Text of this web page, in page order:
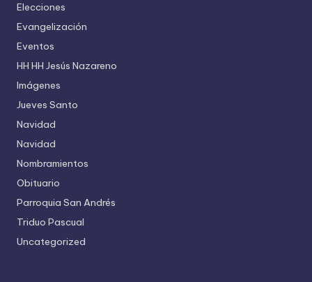
Elecciones
Evangelización
Eventos
HH HH Jesús Nazareno
Imágenes
Jueves Santo
Navidad
Navidad
Nombramientos
Obituario
Parroquia San Andrés
Triduo Pascual
Uncategorized